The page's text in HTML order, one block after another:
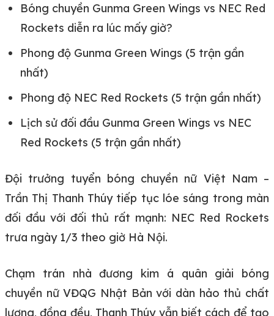
Bóng chuyền Gunma Green Wings vs NEC Red
Rockets diễn ra lúc mấy giờ?
Phong độ Gunma Green Wings (5 trận gần
nhất)
Phong độ NEC Red Rockets (5 trận gần nhất)
Lịch sử đối đầu Gunma Green Wings vs NEC
Red Rockets (5 trận gần nhất)
Đội trưởng tuyển bóng chuyền nữ Việt Nam –
Trần Thị Thanh Thúy tiếp tục lóe sáng trong màn
đối đầu với đối thủ rất mạnh: NEC Red Rockets
trưa ngày 1/3 theo giờ Hà Nội.
Chạm trán nhà đương kim á quân giải bóng
chuyền nữ VĐQG Nhật Bản với dàn hảo thủ chất
lượng, đồng đều, Thanh Thúy vẫn biết cách để tạo